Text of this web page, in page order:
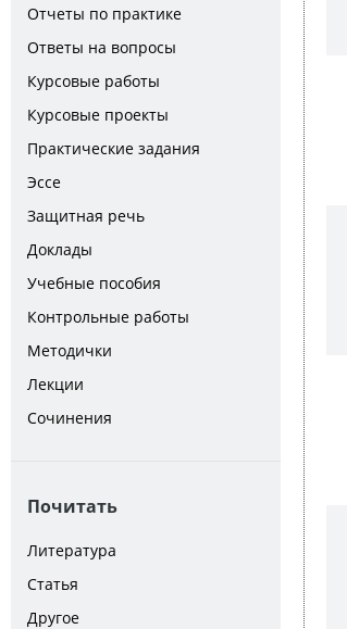
Отчеты по практике
Ответы на вопросы
Курсовые работы
Курсовые проекты
Практические задания
Эссе
Защитная речь
Доклады
Учебные пособия
Контрольные работы
Методички
Лекции
Сочинения
Почитать
Литература
Статья
Другое